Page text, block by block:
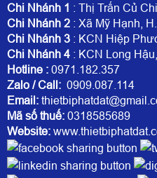
Chi Nhánh 1 : Thị Trấn Củ
Chi Nhánh 2 : Xã Mỹ Hạnh,
Chi Nhánh 3 : KCN Hiệp
Chi Nhánh 4 : KCN Long
Hotline : 0971.182.357
Zalo / Call: 0909.087.114
Email:
Mã số thuế: 0318585689
Website: